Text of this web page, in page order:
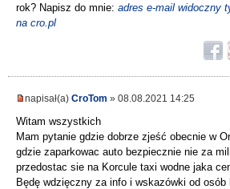
rok? Napisz do mnie: adres e-mail widoczny
na cro.pl
napisał(a) CroTom » 08.08.2021 14:25
Witam wszystkich
Mam pytanie gdzie dobrze zjeść obecnie w
gdzie zaparkowac auto bezpiecznie nie za
przedostac sie na Korcule taxi wodne jaka
Będę wdzięczny za info i wskazówki od